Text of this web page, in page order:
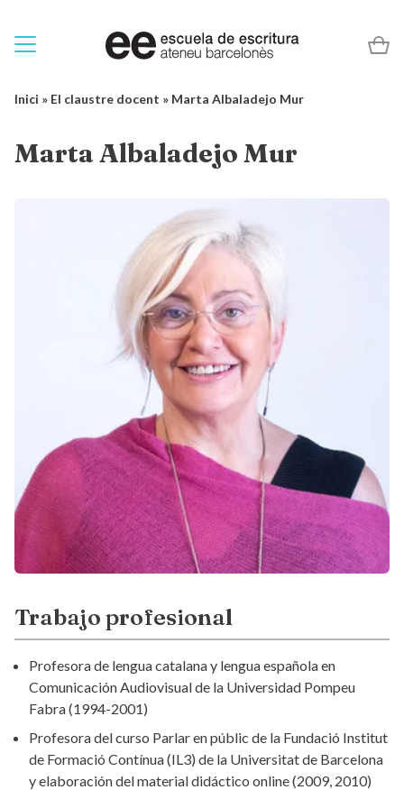
Inici » El claustre docent » Marta Albaladejo Mur
Marta Albaladejo Mur
Trabajo profesional
Profesora de lengua catalana y lengua española en
Comunicación Audiovisual de la Universidad Pompeu
Fabra (1994-2001)
Profesora del curso Parlar en públic de la Fundació Institut
de Formació Contínua (IL3) de la Universitat de Barcelona
y elaboración del material didáctico online (2009, 2010)